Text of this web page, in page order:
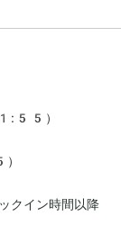
）
クイン時間以降